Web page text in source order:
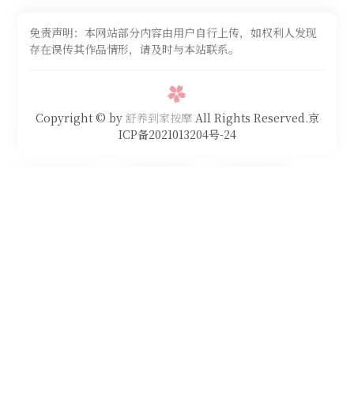
免责声明：本网站部分内容由用户自行上传，如权利人发现
存在误传其作品情形，请及时与本站联系。
Copyright © by 舒养到家按摩All Rights Reserved.京
ICP备2021013204号-24